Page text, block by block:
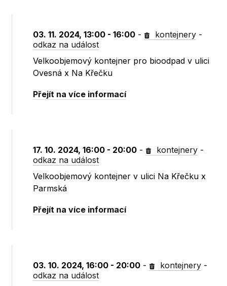
03. 11. 2024, 13:00 - 16:00 - kontejnery -
odkaz na událost
Velkoobjemový kontejner pro bioodpad v ulici
Ovesná x Na Křečku
Přejít na více informací
17. 10. 2024, 16:00 - 20:00 - kontejnery -
odkaz na událost
Velkoobjemový kontejner v ulici Na Křečku x
Parmská
Přejít na více informací
03. 10. 2024, 16:00 - 20:00 - kontejnery -
odkaz na událost